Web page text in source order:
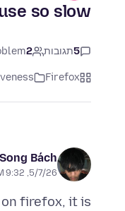
so slow?
5תגובות 2
Firefox
Bách
5/7/26, 9:32 PM
on firefox, it is